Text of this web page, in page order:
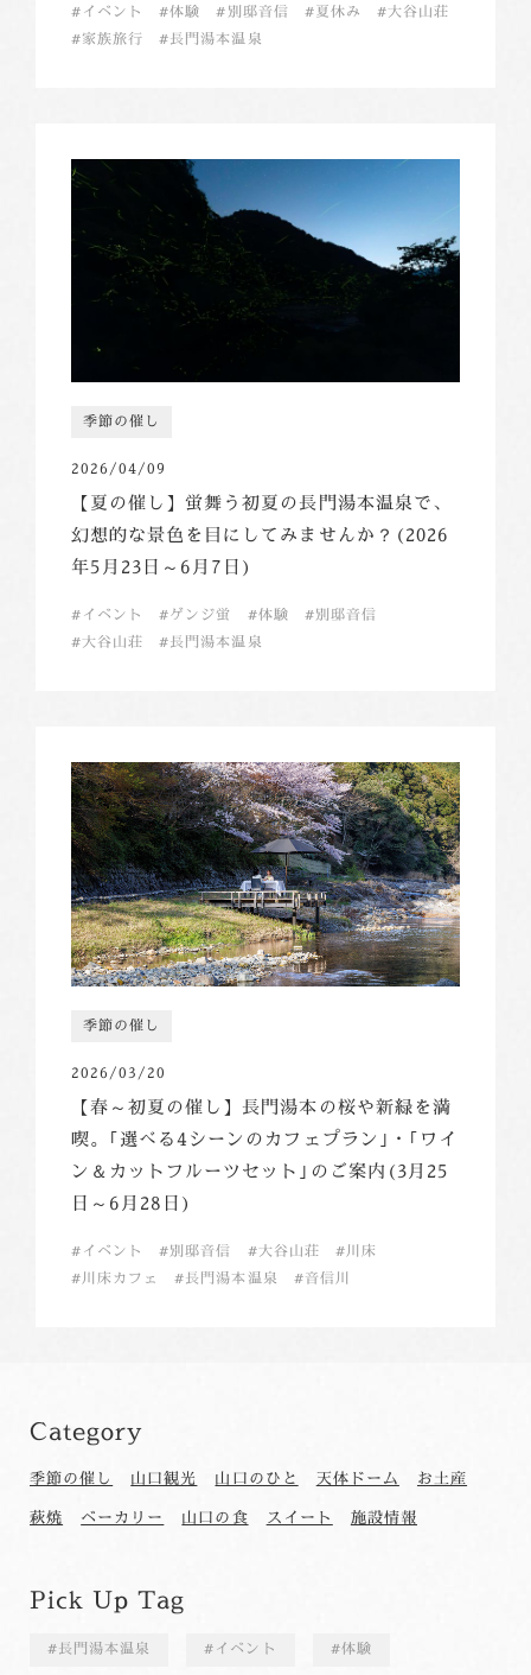
イベント 体験 別邸音信 夏休み
大谷山荘
家族旅行
長門湯本温泉
季節の催し
2026/04/09
【夏の催し】蛍舞う初夏の長門湯本温泉で、
幻想的な景色を目にしてみませんか？(2026
年5月23日～6月7日)
イベント ゲンジ蛍 体験
別邸音信
大谷山荘
長門湯本温泉
季節の催し
2026/03/20
【春～初夏の催し】長門湯本の桜や新緑を満
喫。｢選べる4シーンのカフェプラン｣・｢ワイ
ン＆カットフルーツセット｣のご案内(3月25
日～6月28日)
イベント 別邸音信 大谷山荘
川床
川床カフェ
長門湯本温泉 音信川
Category
季節の催し 山口観光 山口のひと 天体ドーム
お土産
萩焼
ベーカリー 山口の食 スイート 施設情報
Pick Up Tag
長門湯本温泉 イベント 体験